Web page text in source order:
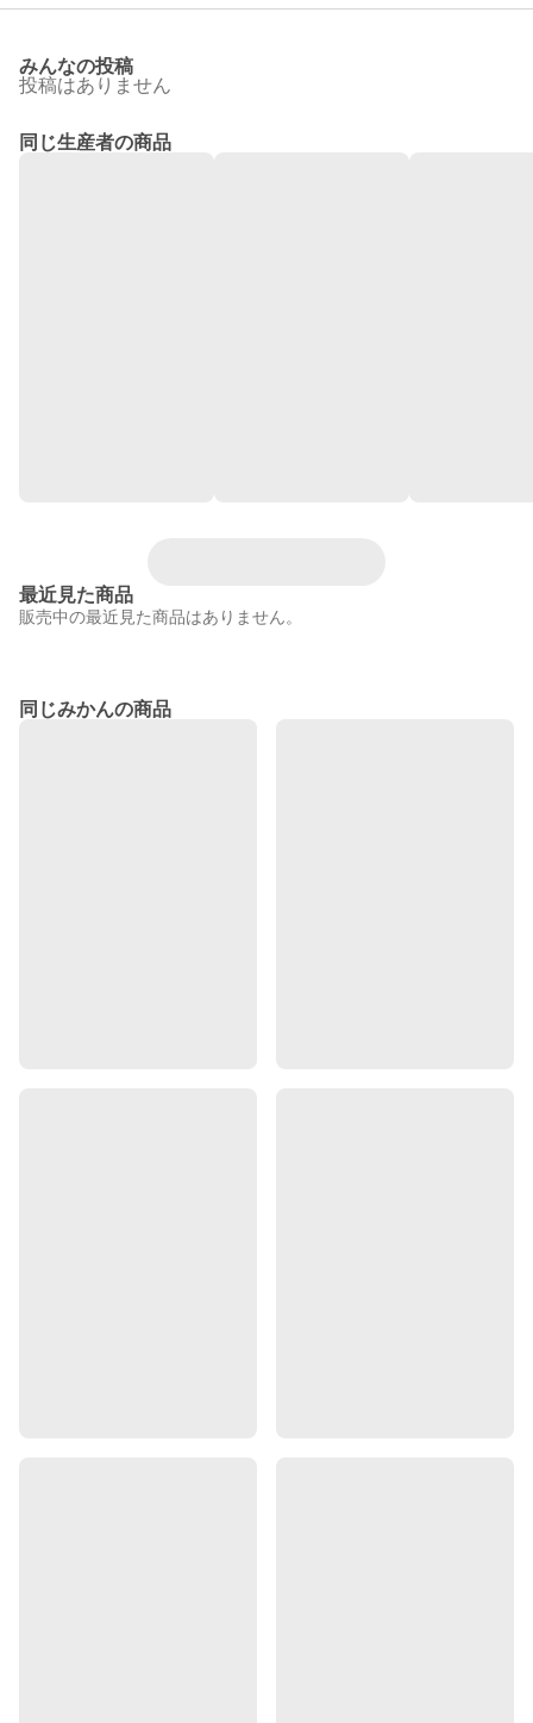
みんなの投稿
投稿はありません
同じ生産者の商品
最近見た商品
販売中の最近見た商品はありません。
同じみかんの商品